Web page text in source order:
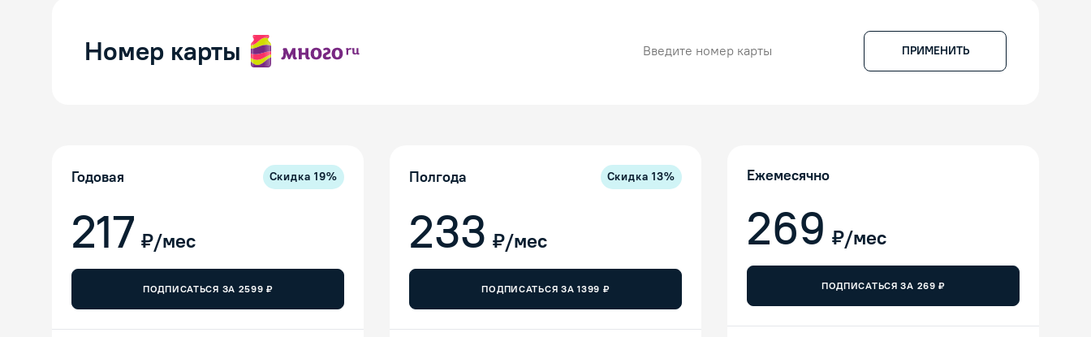
Номер карты ПРИМЕНИТЬ
Годовая Скидка19%
217 ₽/мес
ПОДПИСАТЬСЯ ЗА 2599 ₽
Полгода Скидка13%
233 ₽/мес
ПОДПИСАТЬСЯ ЗА1399 ₽
Ежемесячно
269 ₽/мес
ПОДПИСАТЬСЯ ЗА 269 ₽